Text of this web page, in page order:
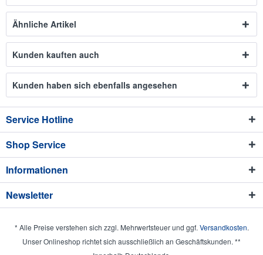
Ähnliche Artikel
Kunden kauften auch
Kunden haben sich ebenfalls angesehen
Service Hotline
Shop Service
Informationen
Newsletter
* Alle Preise verstehen sich zzgl. Mehrwertsteuer und ggf. Versandkosten.
Unser Onlineshop richtet sich ausschließlich an Geschäftskunden. **